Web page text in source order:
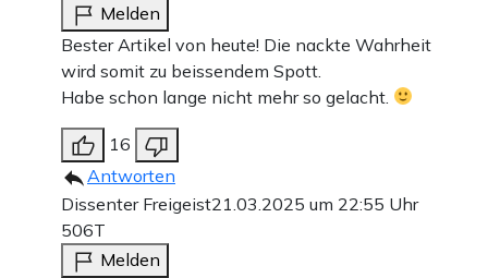
Melden
Bester Artikel von heute! Die nackte Wahrheit
wird somit zu beissendem Spott.
Habe schon lange nicht mehr so gelacht.
16
Antworten
Dissenter Freigeist21.03.2025 um 22:55 Uhr
506T
Melden